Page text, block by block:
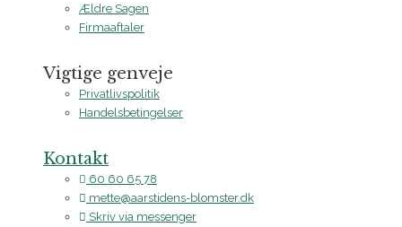
Ældre Sagen
Firmaaftaler
Vigtige genveje
Privatlivspolitik
Handelsbetingelser
Kontakt
60 60 65 78
mette@aarstidens-blomster.dk
Skriv via messenger